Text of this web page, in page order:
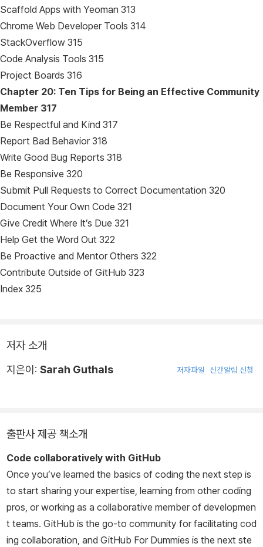
Scaffold Apps with Yeoman 313
Chrome Web Developer Tools 314
StackOverflow 315
Code Analysis Tools 315
Project Boards 316
Chapter 20: Ten Tips for Being an Effective Community
Member 317
Be Respectful and Kind 317
Report Bad Behavior 318
Write Good Bug Reports 318
Be Responsive 320
Submit Pull Requests to Correct Documentation 320
Document Your Own Code 321
Give Credit Where It’s Due 321
Help Get the Word Out 322
Be Proactive and Mentor Others 322
Contribute Outside of GitHub 323
Index 325
저자 소개
지은이: Sarah Guthals 저자파일 신간알림 신청
출판사 제공 책소개
Code collaboratively with GitHub
Once you’ve learned the basics of coding the next step is
to start sharing your expertise, learning from other coding
pros, or working as a collaborative member of developmen
t teams. GitHub is the go-to community for facilitating cod
ing collaboration, and GitHub For Dummies is the next ste